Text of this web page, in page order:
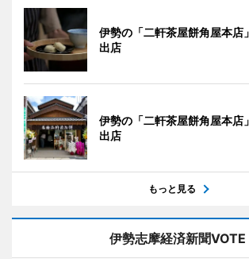
伊勢の「二軒茶屋餅角屋本店
出店
伊勢の「二軒茶屋餅角屋本店
出店
もっと見る
伊勢志摩経済新聞VOTE